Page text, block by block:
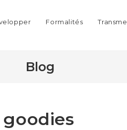
Formalités
Blog